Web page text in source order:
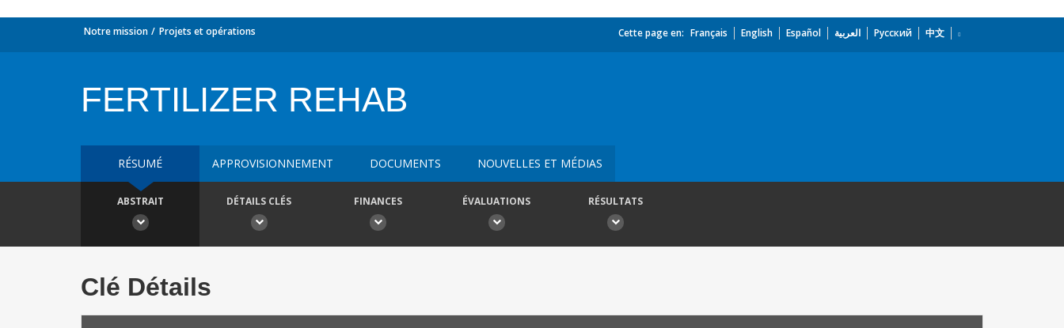
Notre mission Projets et opérations Cette page en: Français English Español العربية Русский 中文
FERTILIZER REHAB
RÉSUMÉ APPROVISIONNEMENT DOCUMENTS NOUVELLES ET MÉDIAS
ABSTRAIT DÉTAILS CLÉS FINANCES ÉVALUATIONS RÉSULTATS
Clé Détails